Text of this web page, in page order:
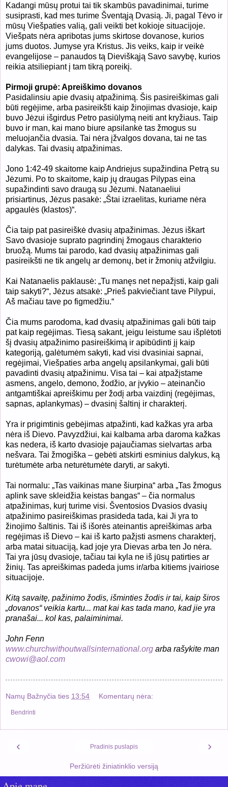
Kadangi mūsų protui tai tik skambūs pavadinimai, turime
susiprasti, kad mes turime Šventąją Dvasią. Ji, pagal Tėvo ir
mūsų Viešpaties valią, gali veikti bet kokioje situacijoje.
Viešpats nėra apribotas jums skirtose dovanose, kurios
jums duotos. Jumyse yra Kristus. Jis veiks, kaip ir veikė
evangelijose – panaudos tą Dieviškąją Savo savybę, kurios
reikia atsiliepiant į tam tikrą poreikį.
Pirmoji grupė: Apreiškimo dovanos
Pasidalinsiu apie dvasių atpažinimą. Šis pasireiškimas gali
būti regėjime, arba pasireikšti kaip žinojimas dvasioje, kaip
buvo Jėzui išgirdus Petro pasiūlymą neiti ant kryžiaus. Taip
buvo ir man, kai mano biure apsilankė tas žmogus su
meluojančia dvasia. Tai nėra įžvalgos dovana, tai ne tas
dalykas. Tai dvasių atpažinimas.
Jono 1:42-49 skaitome kaip Andriejus supažindina Petrą su
Jėzumi. Po to skaitome, kaip jų draugas Pilypas eina
supažindinti savo draugą su Jėzumi. Natanaeliui
prisiartinus, Jėzus pasakė: „Štai izraelitas, kuriame nėra
apgaulės (klastos)“.
Čia taip pat pasireiškė dvasių atpažinimas. Jėzus iškart
Savo dvasioje suprato pagrindinį žmogaus charakterio
bruožą. Mums tai parodo, kad dvasių atpažinimas gali
pasireikšti ne tik angelų ar demonų, bet ir žmonių atžvilgiu.
Kai Natanaelis paklausė: „Tu manęs net nepažįsti, kaip gali
taip sakyti?“, Jėzus atsakė: „Prieš pakviečiant tave Pilypui,
Aš mačiau tave po figmedžiu.“
Čia mums parodoma, kad dvasių atpažinimas gali būti taip
pat kaip regėjimas. Tiesą sakant, jeigu leistume sau išplėtoti
šį dvasių atpažinimo pasireiškimą ir apibūdinti jį kaip
kategoriją, galėtumėm sakyti, kad visi dvasiniai sapnai,
regėjimai, Viešpaties arba angelų apsilankymai, gali būti
pavadinti dvasių atpažinimu. Visa tai – kai atpažįstame
asmens, angelo, demono, žodžio, ar įvykio – ateinančio
antgamtiškai apreiškimu per žodį arba vaizdinį (regėjimas,
sapnas, aplankymas) – dvasinį šaltinį ir charakterį.
Yra ir prigimtinis gebėjimas atpažinti, kad kažkas yra arba
nėra iš Dievo. Pavyzdžiui, kai kalbama arba daroma kažkas
kas nedera, iš karto dvasioje pajaučiamas sielvartas arba
nešvara. Tai žmogiška – gebėti atskirti esminius dalykus, ką
turėtumėte arba neturėtumėte daryti, ar sakyti.
Tai normalu: „Tas vaikinas mane šiurpina“ arba „Tas žmogus
aplink save skleidžia keistas bangas“ – čia normalus
atpažinimas, kurį turime visi. Šventosios Dvasios dvasių
atpažinimo pasireiškimas prasideda tada, kai Ji yra to
žinojimo šaltinis. Tai iš išorės ateinantis apreiškimas arba
regėjimas iš Dievo – kai iš karto pažįsti asmens charakterį,
arba matai situaciją, kad joje yra Dievas arba ten Jo nėra.
Tai yra jūsų dvasioje, tačiau tai kyla ne iš jūsų patirties ar
žinių. Tas apreiškimas padeda jums ir/arba kitiems įvairiose
situacijoje.
Kitą savaitę, pažinimo žodis, išminties žodis ir tai, kaip širos
„dovanos“ veikia kartu... mat kai kas tada mano, kad jie yra
pranašai... kol kas, palaiminimai.
John Fenn
www.churchwithoutwallsinternational.org arba rašykite man
cwowi@aol.com
Namų Bažnyčia ties 13:54 Komentarų nėra:
Bendrinti
‹ ›
Pradinis puslapis
Peržiūrėti žiniatinklio versiją